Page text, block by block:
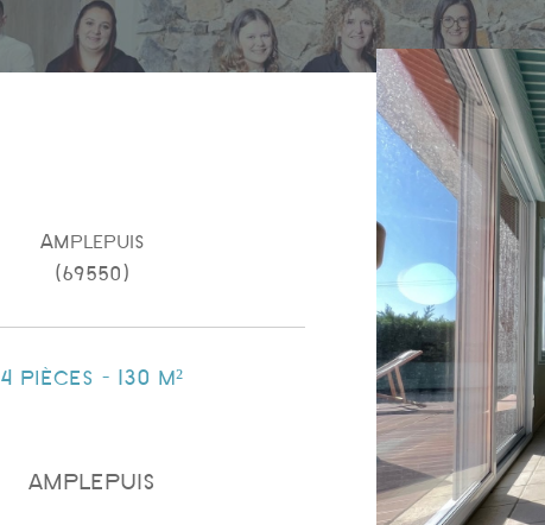
Amplepuis
(69550)
4 pièces - 130 m²
AMPLEPUIS